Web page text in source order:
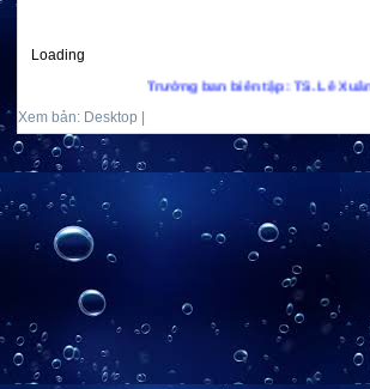
Loading
Trưởng ban biên tập: TS. Lê Xuân Sinh
Xem bản: Desktop |